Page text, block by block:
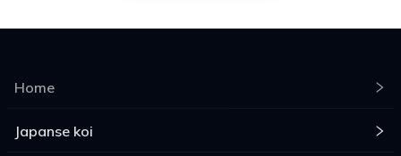
Home
Japanse koi